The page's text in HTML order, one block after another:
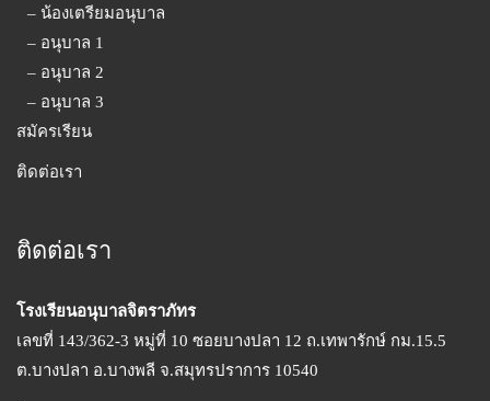
– น้องเตรียมอนุบาล
– อนุบาล 1
– อนุบาล 2
– อนุบาล 3
สมัครเรียน
ติดต่อเรา
ติดต่อเรา
โรงเรียนอนุบาลจิตราภัทร
เลขที่ 143/362-3 หมู่ที่ 10 ซอยบางปลา 12 ถ.เทพารักษ์ กม.15.5
ต.บางปลา อ.บางพลี จ.สมุทรปราการ 10540